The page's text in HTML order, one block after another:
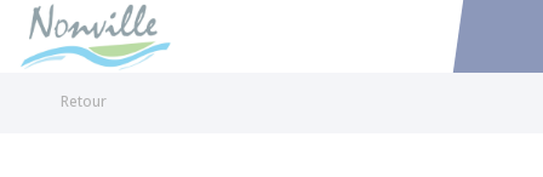
Accéder
Retour